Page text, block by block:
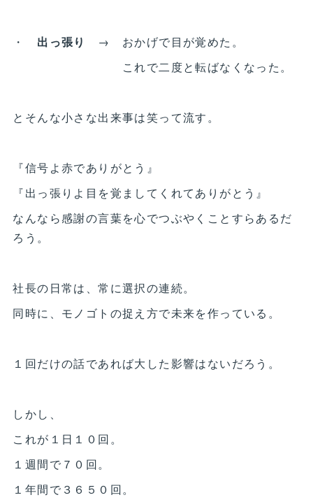
・ 出っ張り
→ おかげで目が覚めた。
これで二度と転ばなくなった。
とそんな小さな出来事は笑って流す。
『信号よ赤でありがとう』
『出っ張りよ目を覚ましてくれてありがとう』
なんなら感謝の言葉を心でつぶやくことすらあるだ
ろう。
社長の日常は、常に選択の連続。
同時に、モノゴトの捉え方で未来を作っている。
１回だけの話であれば大した影響はないだろう。
しかし、
これが１日１０回。
１週間で７０回。
１年間で３６５０回。